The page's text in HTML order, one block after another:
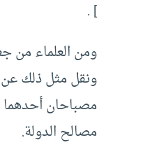
] .
ومن العلماء من
ونقل مثل ذلك
مصباحان
مصالح الدولة.